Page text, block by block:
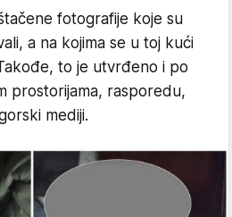
fotografije koje su
a na kojima se u toj kući
to je utvrđeno i po
prostorijama, rasporedu,
mediji.